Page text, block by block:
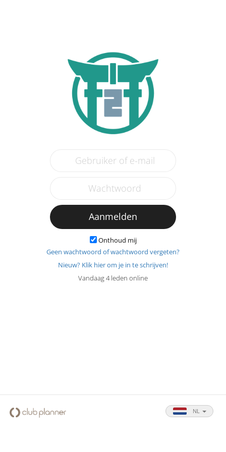
Aanmelden
Onthoud mij
Geen wachtwoord of wachtwoord vergeten?
Nieuw? Klik hier om je in te schrijven!
Vandaag 4 leden online
NL